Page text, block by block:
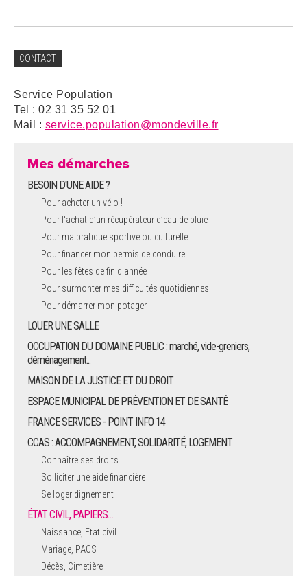
CONTACT
Service Population
Tel : 02 31 35 52 01
Mail : service.population@mondeville.fr
Mes démarches
BESOIN D'UNE AIDE ?
Pour acheter un vélo !
Pour l'achat d’un récupérateur d’eau de pluie
Pour ma pratique sportive ou culturelle
Pour financer mon permis de conduire
Pour les fêtes de fin d'année
Pour surmonter mes difficultés quotidiennes
Pour démarrer mon potager
LOUER UNE SALLE
OCCUPATION DU DOMAINE PUBLIC : marché, vide-greniers,
déménagement...
MAISON DE LA JUSTICE ET DU DROIT
ESPACE MUNICIPAL DE PRÉVENTION ET DE SANTÉ
FRANCE SERVICES - POINT INFO 14
CCAS : ACCOMPAGNEMENT, SOLIDARITÉ, LOGEMENT
Connaître ses droits
Solliciter une aide financière
Se loger dignement
ÉTAT CIVIL, PAPIERS…
Naissance, Etat civil
Mariage, PACS
Décès, Cimetière